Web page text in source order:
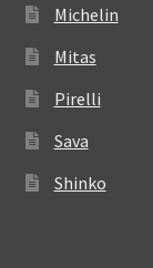
Michelin
Mitas
Pirelli
Sava
Shinko